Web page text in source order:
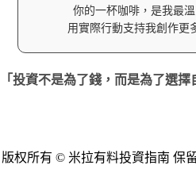
你的一杯咖啡，是我最
用實際行動支持我創作更
「投資不是為了錢，而是為了選擇
版权所有 © 米拉有料投資指南 保